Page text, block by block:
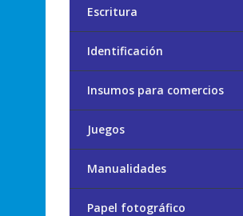
Escritura
Identificación
Insumos para comercios
Juegos
Manualidades
Papel fotográfico